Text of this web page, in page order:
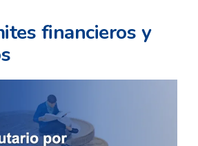
financieros y